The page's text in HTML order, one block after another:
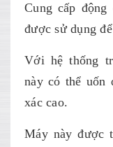
Cung cấp
được sử dụng
Với hệ thống
này có thể uốn
xác cao.
Máy này được